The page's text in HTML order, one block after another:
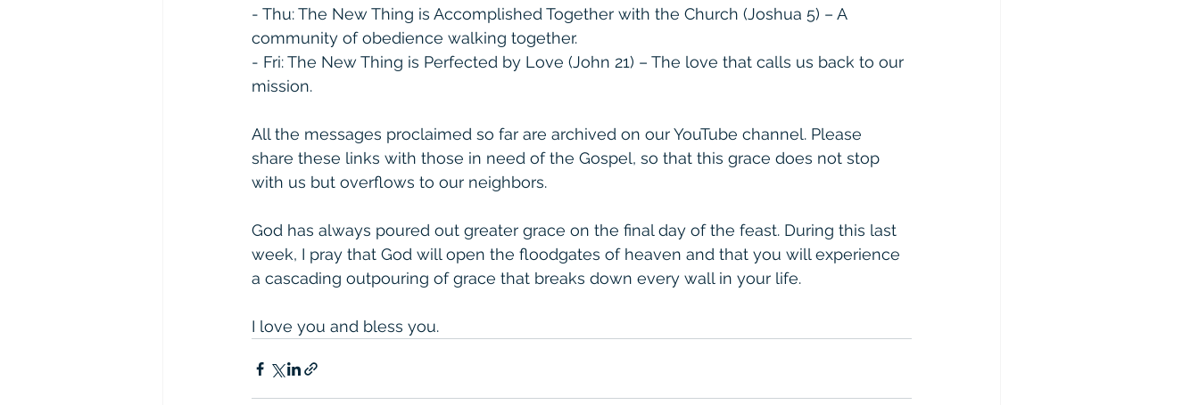
- Thu: The New Thing is Accomplished Together with the Church (Joshua 5) – A
community of obedience walking together.
- Fri: The New Thing is Perfected by Love (John 21) – The love that calls us back to our
mission.
All the messages proclaimed so far are archived on our YouTube channel. Please
share these links with those in need of the Gospel, so that this grace does not stop
with us but overflows to our neighbors.
God has always poured out greater grace on the final day of the feast. During this last
week, I pray that God will open the floodgates of heaven and that you will experience
a cascading outpouring of grace that breaks down every wall in your life.
I love you and bless you.